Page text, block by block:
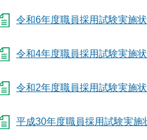
令和6年度職員採用試験実施
令和4年度職員採用試験実施
令和2年度職員採用試験実施
平成30年度職員採用試験実施